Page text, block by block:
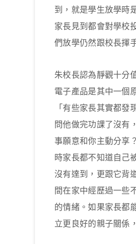
到，就是學生放學時
家長見到都會對學校
們放學仍然跟校長揮
朱校長認為靜觀十分
電子產品是其中一個
「有些家長其實都
問他做完功課了沒有
事願意和你主動分享
時家長都不知道自己
沒有達到，更跟它背
間在家中經歷過一些
的情緒。如果家長都
立更良好的親子關係